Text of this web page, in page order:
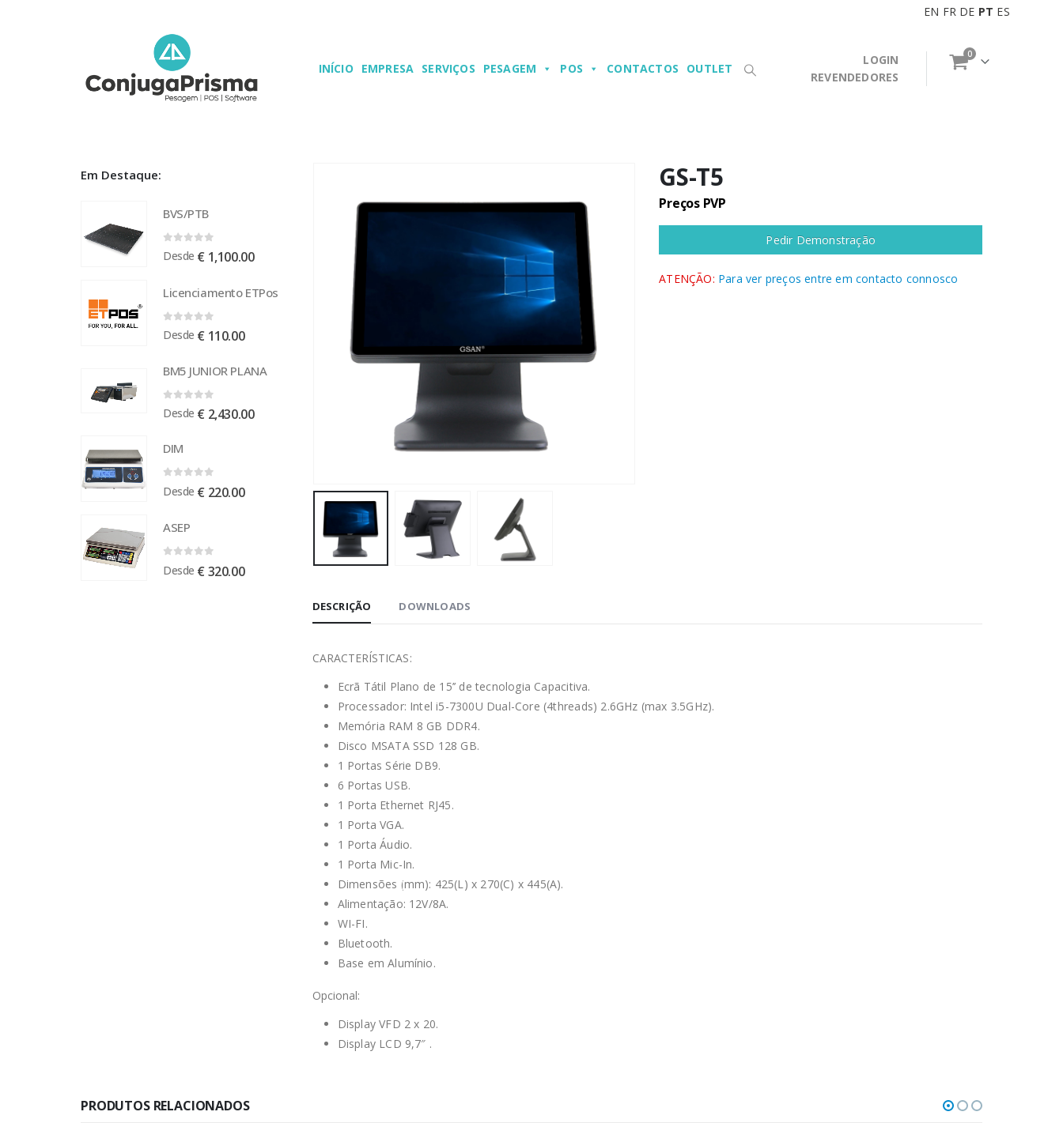
EN FR DE PT ES
INÍCIO EMPRESA SERVIÇOS PESAGEM POS CONTACTOS OUTLET
LOGIN
REVENDEDORES
0
GS-T5
Preços PVP
Pedir Demonstração
ATENÇÃO: Para ver preços entre em contacto connosco
DESCRIÇÃO DOWNLOADS
CARACTERÍSTICAS:
Ecrã Tátil Plano de 15’’ de tecnologia Capacitiva.
Processador: Intel i5-7300U Dual-Core (4threads) 2.6GHz (max 3.5GHz).
Memória RAM 8 GB DDR4.
Disco MSATA SSD 128 GB.
1 Portas Série DB9.
6 Portas USB.
1 Porta Ethernet RJ45.
1 Porta VGA.
1 Porta Áudio.
1 Porta Mic-In.
Dimensões (mm): 425(L) x 270(C) x 445(A).
Alimentação: 12V/8A.
WI-FI.
Bluetooth.
Base em Alumínio.
Opcional:
Display VFD 2 x 20.
Display LCD 9,7″ .
Em Destaque:
BVS/PTB
out of 5
Desde € 1,100.00
Licenciamento ETPos
out of 5
Desde € 110.00
BM5 JUNIOR PLANA
out of 5
Desde € 2,430.00
DIM
Desde € 220.00
ASEP
Desde €320.00
PRODUTOS RELACIONADOS